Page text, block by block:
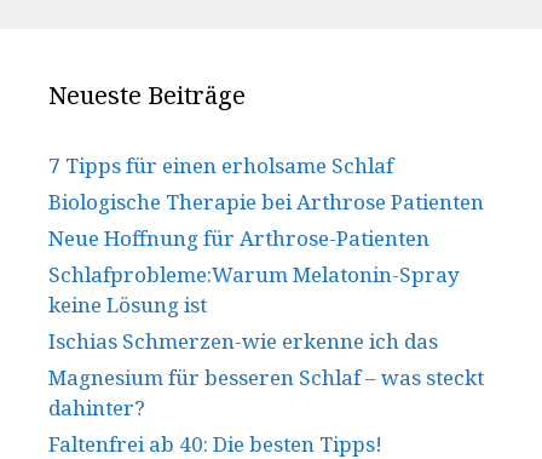
Neueste Beiträge
7 Tipps für einen erholsame Schlaf
Biologische Therapie bei Arthrose Patienten
Neue Hoffnung für Arthrose-Patienten
Schlafprobleme:Warum Melatonin-Spray
keine Lösung ist
Ischias Schmerzen-wie erkenne ich das
Magnesium für besseren Schlaf – was steckt
dahinter?
Faltenfrei ab 40: Die besten Tipps!